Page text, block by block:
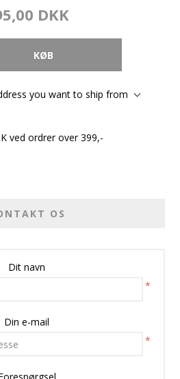
DKK
you want to ship from
ved ordrer over 399,-
OS
Dit navn
*
Din e-mail
*